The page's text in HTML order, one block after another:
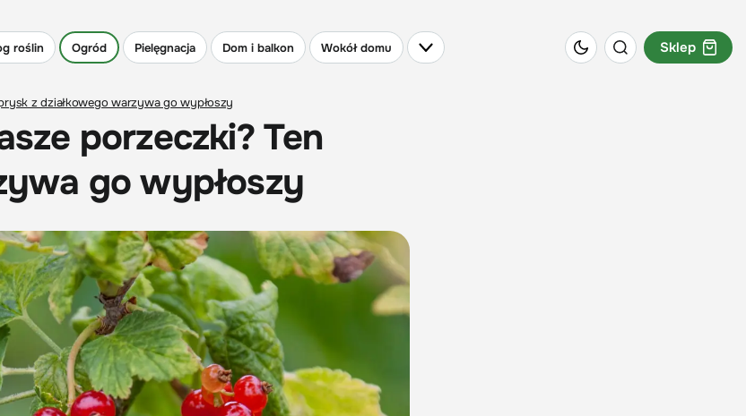
roślin Ogród Pielęgnacja Dom i balkon Wokół domu Sklep
z działkowego warzywa go wypłoszy
porzeczki? Ten
go wypłoszy